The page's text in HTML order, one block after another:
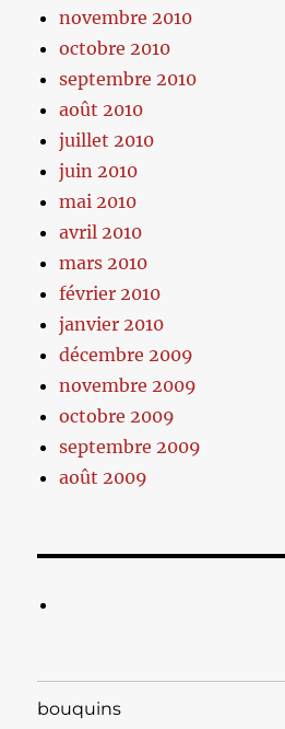
novembre 2010
octobre 2010
septembre 2010
août 2010
juillet 2010
juin 2010
mai 2010
avril 2010
mars 2010
février 2010
janvier 2010
décembre 2009
novembre 2009
octobre 2009
septembre 2009
août 2009
bouquins